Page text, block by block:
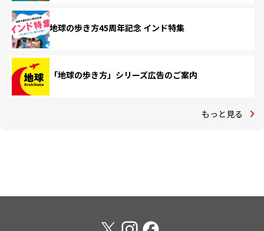
地球の歩き方45周年記念 インド特集
「地球の歩き方」シリーズ広告のご案内
もっと見る